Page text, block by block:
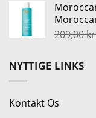
209,00
NYTTIGE LINKS
Kontakt Os